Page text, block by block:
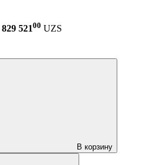
829 52100 UZS
В корзину